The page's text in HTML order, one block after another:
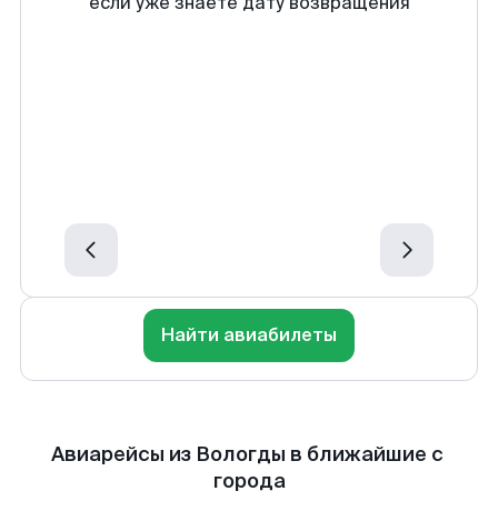
Найти авиабилеты
Авиарейсы из Вологды в ближайшие с
города